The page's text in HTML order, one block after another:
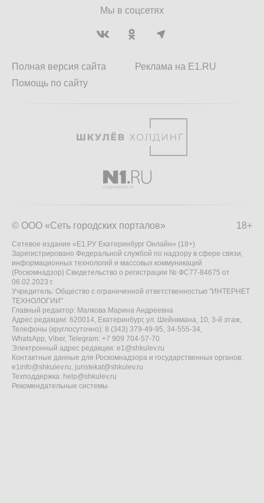
Мы в соцсетях
Полная версия сайта
Помощь по сайту
Реклама на E1.RU
18+
© ООО «Сеть городских порталов»
Сетевое издание «Е1.РУ Екатеринбург Онлайн» (18+)
Зарегистрировано Федеральной службой по надзору в сфере связи,
информационных технологий и массовых коммуникаций
(Роскомнадзор) Свидетельство о регистрации № ФС77-84675 от
06.02.2023 г.
Учредитель: Общество с ограниченной ответственностью "ИНТЕРНЕТ
ТЕХНОЛОГИИ"
Главный редактор: Малкова Марина Андреевна
Адрес редакции: 620014, Екатеринбург, ул. Шейнкмана, 10, 3-й этаж,
Телефоны (круглосуточно): 8 (343) 379-49-95, 34-555-34,
WhatsApp, Viber, Telegram: +7 909 704-57-70
Электронный адрес редакции: e1@shkulev.ru
Контактные данные для Роскомнадзора и государственных органов:
e1info@shkulev.ru, juristekat@shkulev.ru
Техподдержка: help@shkulev.ru
Рекомендательные системы